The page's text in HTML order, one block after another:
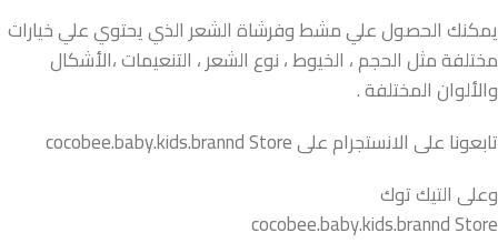
يمكنك الحصول علي مشط وفرشاة الشعر الذي يحتوي علي خيارات
مختلفة مثل الحجم ، الخيوط ، نوع الشعر ، التنعيمات ،الأشكال
والألوان المختلفة .
تابعونا على الانستجرام على cocobee.baby.kids.brannd Store
وعلى التيك توك
cocobee.baby.kids.brannd Store